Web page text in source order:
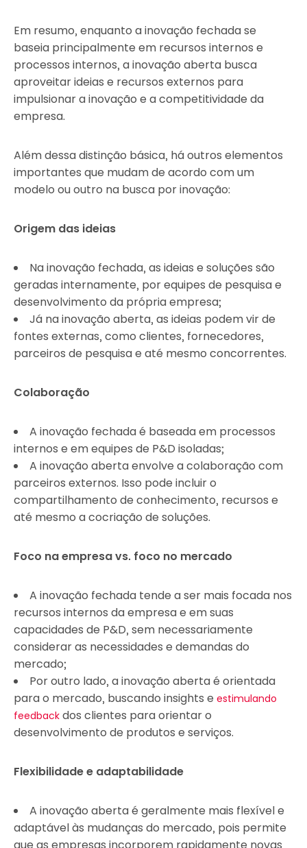
Em resumo, enquanto a inovação fechada se
baseia principalmente em recursos internos e
processos internos, a inovação aberta busca
aproveitar ideias e recursos externos para
impulsionar a inovação e a competitividade da
empresa.
Além dessa distinção básica, há outros elementos
importantes que mudam de acordo com um
modelo ou outro na busca por inovação:
Origem das ideias
Na inovação fechada, as ideias e soluções são
geradas internamente, por equipes de pesquisa e
desenvolvimento da própria empresa;
Já na inovação aberta, as ideias podem vir de
fontes externas, como clientes, fornecedores,
parceiros de pesquisa e até mesmo concorrentes.
Colaboração
A inovação fechada é baseada em processos
internos e em equipes de P&D isoladas;
A inovação aberta envolve a colaboração com
parceiros externos. Isso pode incluir o
compartilhamento de conhecimento, recursos e
até mesmo a cocriação de soluções.
Foco na empresa vs. foco no mercado
A inovação fechada tende a ser mais focada nos
recursos internos da empresa e em suas
capacidades de P&D, sem necessariamente
considerar as necessidades e demandas do
mercado;
Por outro lado, a inovação aberta é orientada
para o mercado, buscando insights e estimulando
feedback dos clientes para orientar o
desenvolvimento de produtos e serviços.
Flexibilidade e adaptabilidade
A inovação aberta é geralmente mais flexível e
adaptável às mudanças do mercado, pois permite
que as empresas incorporem rapidamente novas